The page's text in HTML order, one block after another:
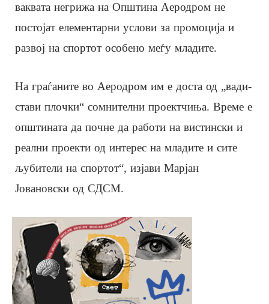
ваквата негрижа на Општина Аеродром не
постојат елементарни услови за промоција и
развој на спортот особено меѓу младите.
На граѓаните во Аеродром им е доста од „вади-
стави плочки“ сомнителни проектчиња. Време е
општината да почне да работи на вистински и
реални проекти од интерес на младите и сите
љубители на спортот“, изјави Марјан
Јовановски од СДСМ.